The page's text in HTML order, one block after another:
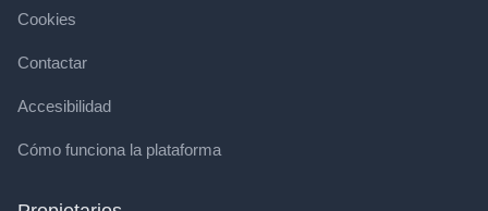
Cookies
Contactar
Accesibilidad
Cómo funciona la plataforma